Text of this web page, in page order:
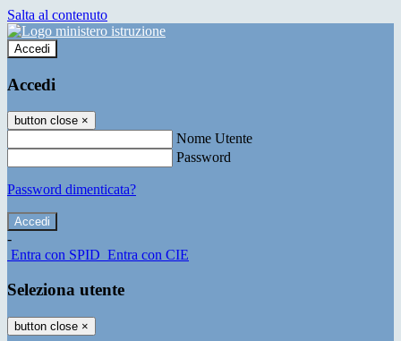
Salta al contenuto
Accedi
Accedi
button close ×
Nome Utente
Password
Password dimenticata?
-
Entra con SPID Entra con CIE
Seleziona utente
button close ×